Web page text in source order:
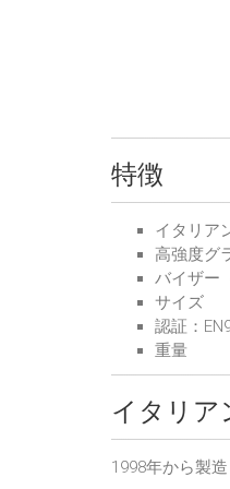
特徴
イタリア
高強度グ
バイザー
サイズ
認証：
重量
イタリア
1998年から製